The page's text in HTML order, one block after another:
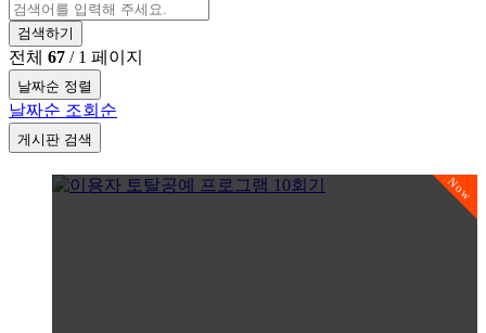
검색하기
전체 67 / 1 페이지
날짜순 정렬
날짜순 조회순
게시판 검색
Now